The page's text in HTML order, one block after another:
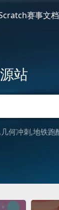
赛事文档
站
几何冲刺 地铁跑